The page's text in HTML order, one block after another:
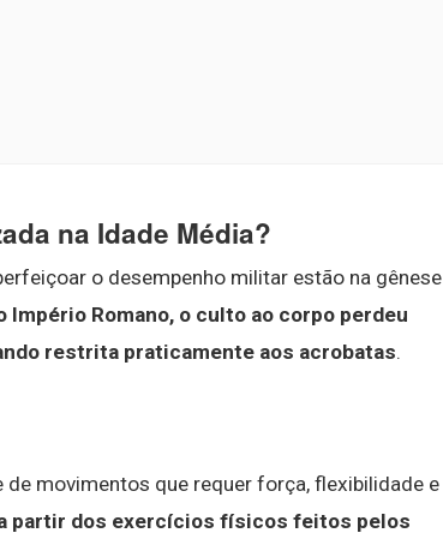
na Idade Média?
o desempenho militar estão na gênese
Império Romano, o culto ao corpo perdeu
restrita praticamente aos acrobatas.
movimentos que requer força, flexibilidade e
partir dos exercícios físicos feitos pelos